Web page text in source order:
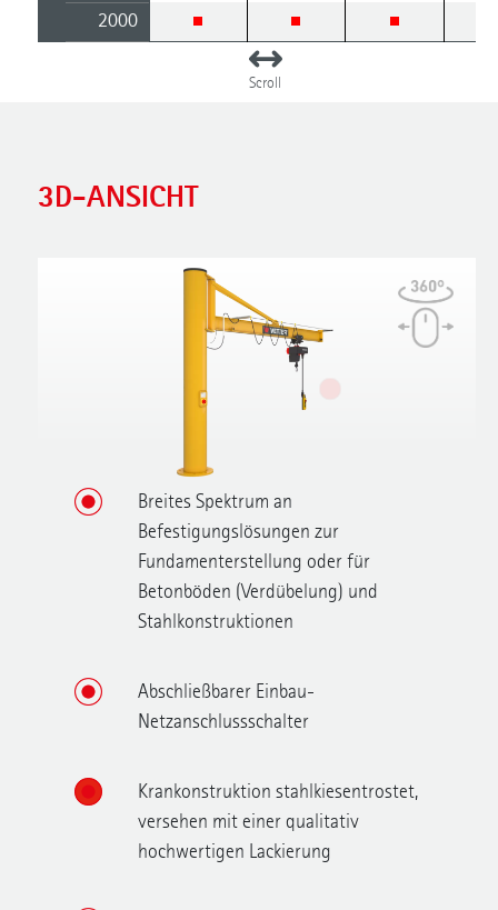
2000
3D-ANSICHT
Breites Spektrum an
Befestigungslösungen zur
Fundamenterstellung oder für
Betonböden (Verdübelung) und
Stahlkonstruktionen
Abschließbarer Einbau-
Netzanschlussschalter
Krankonstruktion stahlkiesentrostet,
versehen mit einer qualitativ
hochwertigen Lackierung